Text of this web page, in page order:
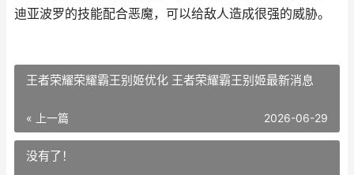
迪亚波罗的技能配合恶魔，可以给敌人造成很强的威胁。
王者荣耀荣耀霸王别姬优化 王者荣耀霸王别姬最新消息
« 上一篇 2026-06-29
没有了！